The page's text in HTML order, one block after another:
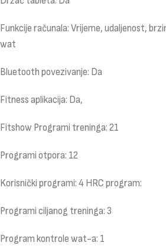
Funkcije računala: Vrijeme, udaljenost,
wat
Bluetooth povezivanje: Da
Fitness aplikacija: Da,
Fitshow Programi treninga: 21
Programi otpora: 12
Korisnički programi: 4 HRC program:
Programi ciljanog treninga: 3
Program kontrole wat-a: 1